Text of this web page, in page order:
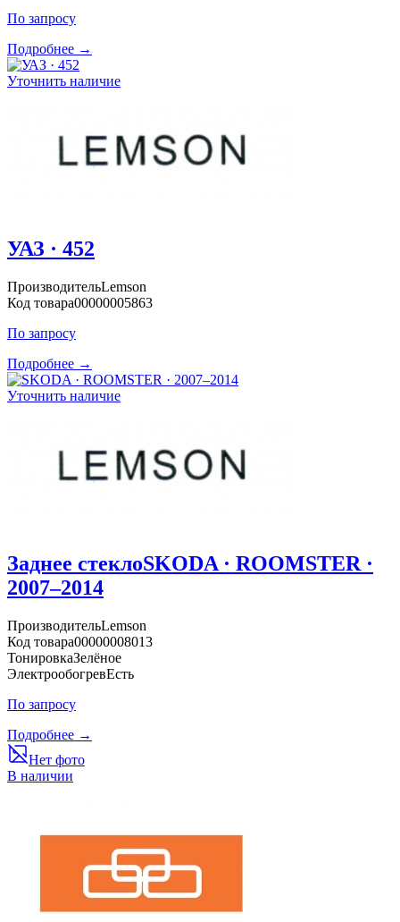
По запросу
Подробнее →
Уточнить наличие
УАЗ · 452
ПроизводительLemson
Код товара00000005863
По запросу
Подробнее →
Уточнить наличие
Заднее стеклоSKODA · ROOMSTER ·
2007–2014
ПроизводительLemson
Код товара00000008013
ТонировкаЗелёное
ЭлектрообогревЕсть
По запросу
Подробнее →
Нет фото
В наличии